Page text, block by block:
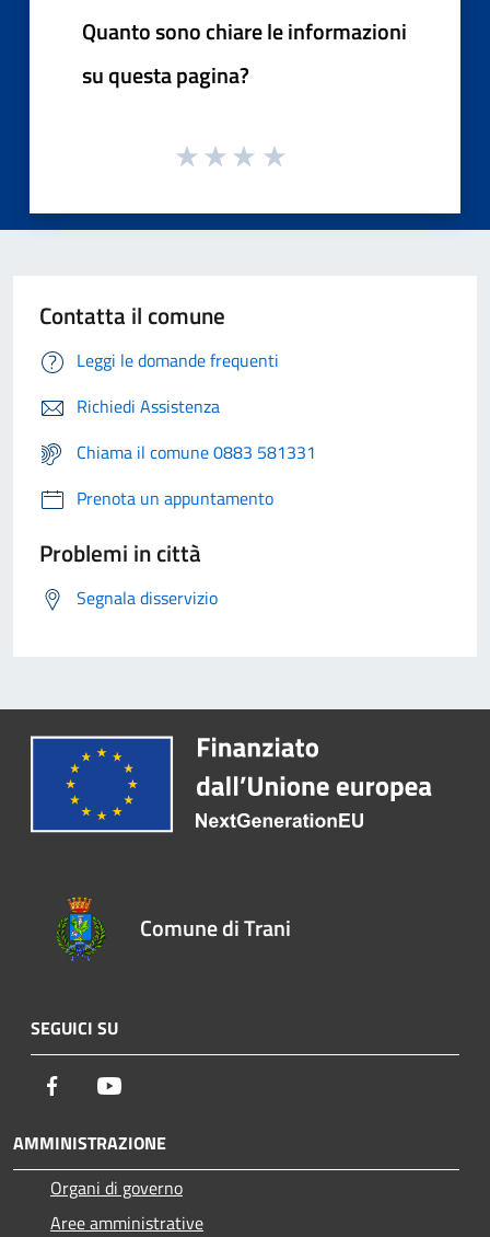
Quanto sono chiare le informazioni
su questa pagina?
Contatta il comune
Leggi le domande frequenti
Richiedi Assistenza
Chiama il comune 0883 581331
Prenota un appuntamento
Problemi in città
Segnala disservizio
Comune di Trani
SEGUICI SU
Facebook
AMMINISTRAZIONE
Organi di governo
Aree amministrative